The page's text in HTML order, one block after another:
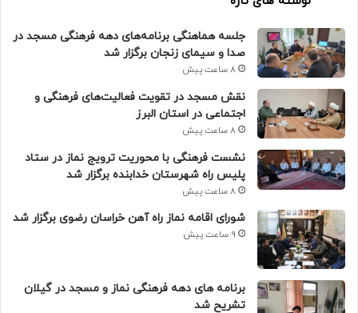
جلسه هماهنگی برنامه‌های دهه فرهنگی مسجد در
صدا و سیمای زنجان برگزار شد
8 ساعت پیش
نقش مسجد در تقویت فعالیت‌های فرهنگی و
اجتماعی در استان البرز
8 ساعت پیش
نشست فرهنگی با محوریت ترویج نماز در ستاد
پلیس راه شهرستان خدابنده برگزار شد
8 ساعت پیش
شورای اقامه نماز راه آهن خراسان رضوی برگزار شد
9 ساعت پیش
برنامه های دهه فرهنگی نماز و مسجد در گیلان
تشریح شد